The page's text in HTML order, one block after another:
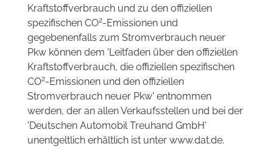
Kraftstoffverbrauch und zu den offiziellen
spezifischen CO2-Emissionen und
gegebenenfalls zum Stromverbrauch neuer
Pkw können dem 'Leitfaden über den offiziellen
Kraftstoffverbrauch, die offiziellen spezifischen
CO2-Emissionen und den offiziellen
Stromverbrauch neuer Pkw' entnommen
werden, der an allen Verkaufsstellen und bei der
'Deutschen Automobil Treuhand GmbH'
unentgeltlich erhältlich ist unter www.dat.de.